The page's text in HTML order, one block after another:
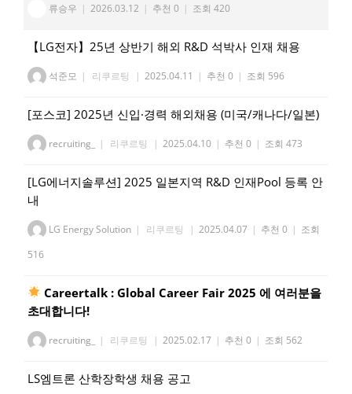
류승우 | 2026.03.12 | 추천 0 | 조회 420
【LG전자】25년 상반기 해외 R&D 석박사 인재 채용
석준모 | 리쿠르팅 | 2025.04.11 | 추천 0 | 조회 596
[포스코] 2025년 신입·경력 해외채용 (미국/캐나다/일본)
recruiting_ | 리쿠르팅 | 2025.04.10 | 추천 0 | 조회 473
[LG에너지솔루션] 2025 일본지역 R&D 인재Pool 등록 안
내
LG Energy Solution | 리쿠르팅 | 2025.04.07 | 추천 0 | 조회
516
Careertalk : Global Career Fair 2025 에 여러분을
초대합니다!
recruiting_ | 리쿠르팅 | 2025.02.17 | 추천 0 | 조회 562
LS엠트론 산학장학생 채용 공고